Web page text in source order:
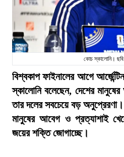
কোচ স্কালোনি।
বিশ্বকাপ ফাইনালের আগে
স্কালোনি বলেছেন, দেশের
তার দলের সবচেয়ে বড় অনুপ্রেরণা।
মানুষের আবেগ ও প্রত্যাশাই
জয়ের শক্তি জোগাচ্ছে।